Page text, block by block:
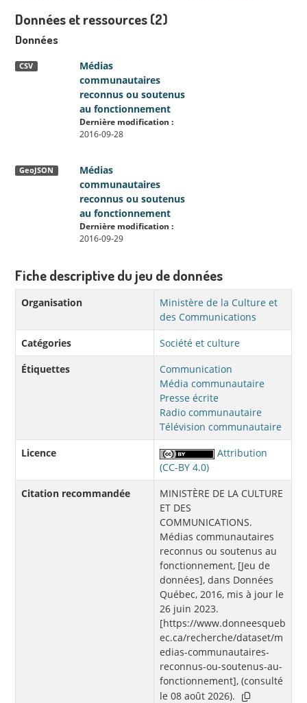
Données et ressources (2)
Données
Médias
communautaires
reconnus ou soutenus
au fonctionnement
CSV
Dernière modification :
2016-09-28
Médias
communautaires
reconnus ou soutenus
au fonctionnement
GeoJSON
Dernière modification :
2016-09-29
Fiche descriptive du jeu de données
Organisation
Ministère de la Culture et
des Communications
Catégories
Société et culture
Étiquettes
Communication
Média communautaire
Presse écrite
Radio communautaire
Télévision communautaire
Licence
Attribution
(CC-BY 4.0)
Citation recommandée
MINISTÈRE DE LA CULTURE
ET DES
COMMUNICATIONS.
Médias communautaires
reconnus ou soutenus au
fonctionnement, [Jeu de
données], dans Données
Québec, 2016, mis à jour le
26 juin 2023.
[https://www.donneesqueb
ec.ca/recherche/dataset/m
edias-communautaires-
reconnus-ou-soutenus-au-
fonctionnement], (consulté
le 08 août 2026).